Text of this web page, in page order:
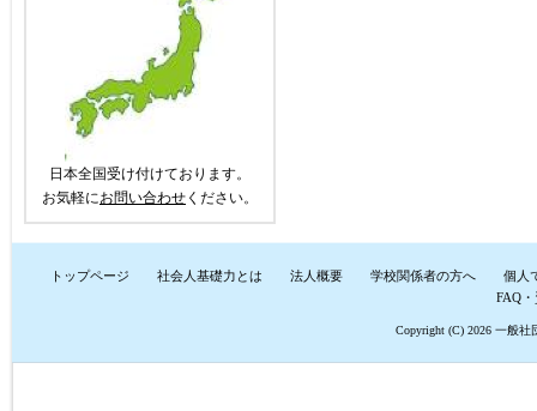
日本全国受け付けております。
お気軽にお問い合わせ ください。
トップページ 社会人基礎力とは 法人概要 学校関係者の方へ
個人
FAQ
Copyright (C) 2026 一般社